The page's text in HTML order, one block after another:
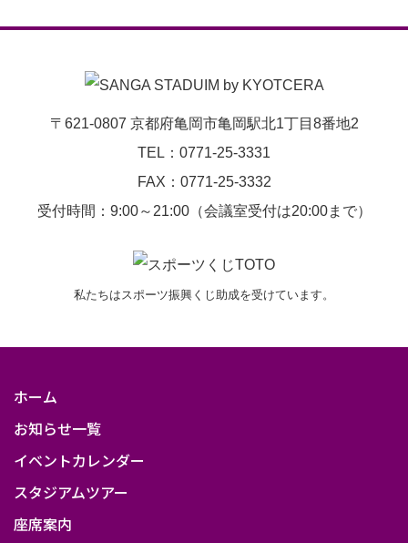
祭
〒621-0807 京都府亀岡市亀岡駅北1丁目8番地2
TEL：0771-25-3331
FAX：0771-25-3332
受付時間：9:00～21:00（会議室受付は20:00まで）
私たちはスポーツ振興くじ助成を受けています。
ホーム
お知らせ一覧
イベントカレンダー
スタジアムツアー
座席案内